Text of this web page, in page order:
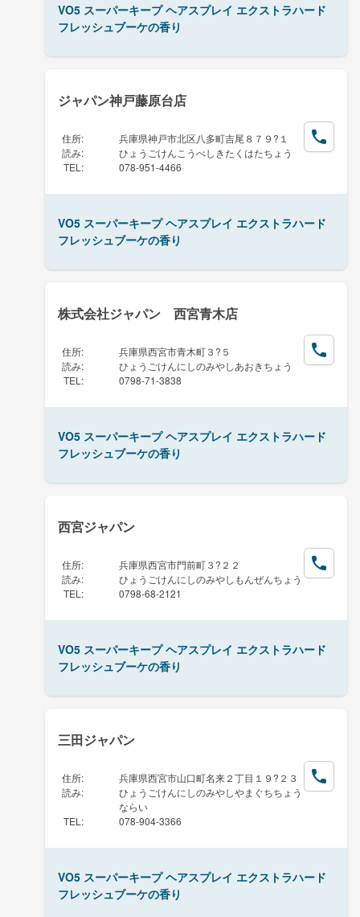
VO5 スーパーキープ ヘアスプレイ エクストラハード
フレッシュブーケの香り
ジャパン神戸藤原台店
住所:
兵庫県神戸市北区八多町吉尾８７９?１
読み:
ひょうごけんこうべしきたくはたちょう
TEL : 078-951-4466
VO5 スーパーキープ ヘアスプレイ エクストラハード
フレッシュブーケの香り
株式会社ジャパン 西宮青木店
住所:
兵庫県西宮市青木町３?５
読み:
ひょうごけんにしのみやしあおきちょう
TEL : 0798-71-3838
VO5 スーパーキープ ヘアスプレイ エクストラハード
フレッシュブーケの香り
西宮ジャパン
住所:
兵庫県西宮市門前町３?２２
読み:
ひょうごけんにしのみやしもんぜんちょう
TEL : 0798-68-2121
VO5 スーパーキープ ヘアスプレイ エクストラハード
フレッシュブーケの香り
三田ジャパン
住所:
兵庫県西宮市山口町名来２丁目１９?２３
読み:
ひょうごけんにしのみやしやまぐちちょう
ならい
TEL : 078-904-3366
VO5 スーパーキープ ヘアスプレイ エクストラハード
フレッシュブーケの香り